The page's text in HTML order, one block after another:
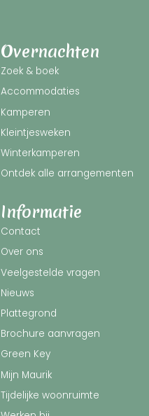
Overnachten
Zoek & boek
Accommodaties
Kamperen
Kleintjesweken
Winterkamperen
Ontdek alle arrangementen
Informatie
Contact
Over ons
Veelgestelde vragen
Nieuws
Plattegrond
Brochure aanvragen
Green Key
Mijn Maurik
Tijdelijke woonruimte